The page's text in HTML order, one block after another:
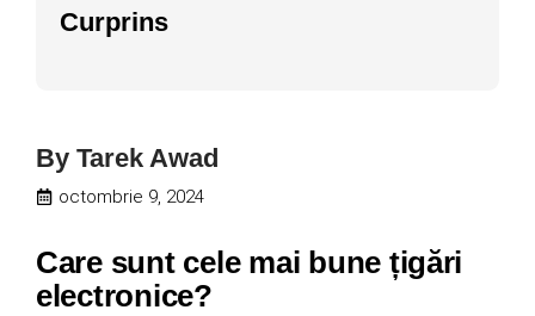
Curprins
By Tarek Awad
octombrie 9, 2024
Care sunt cele mai bune țigări
electronice?